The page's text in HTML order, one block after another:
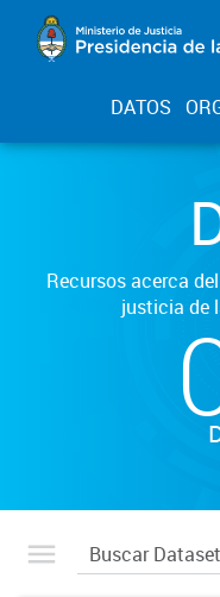
DATOS
Recursos acerca
justicia de